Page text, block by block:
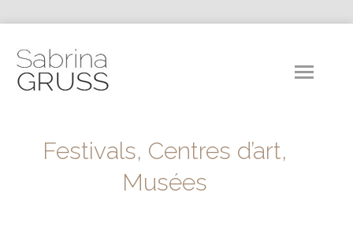
Festivals, Centres d’art,
Musées